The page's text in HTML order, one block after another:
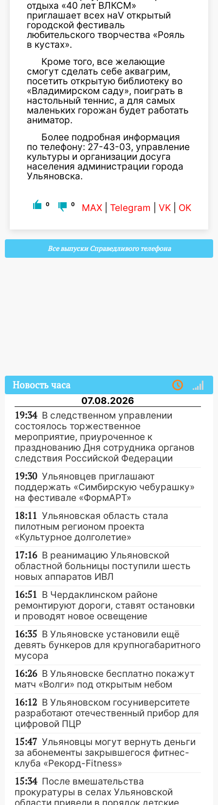
отдыха «40 лет ВЛКСМ»
приглашает всех наV открытый
городской фестиваль
любительского творчества «Рояль
в кустах».
Кроме того, все желающие
смогут сделать себе аквагрим,
посетить открытую библиотеку во
«Владимирском саду», поиграть в
настольный теннис, а для самых
маленьких горожан будет работать
аниматор.
Более подробная информация
по телефону: 27-43-03, управление
культуры и организации досуга
населения администрации города
Ульяновска.
0 0 MAX Telegram VK OK
Все выпуски Справедливого телефона
Новость часа
07.08.2026
19:34 В следственном управлении
состоялось торжественное
мероприятие, приуроченное к
празднованию Дня сотрудника органов
следствия Российской Федерации
19:30 Ульяновцев приглашают
поддержать «Симбирскую чебурашку»
на фестивале «ФормАРТ»
18:11 Ульяновская область стала
пилотным регионом проекта
«Культурное долголетие»
17:16 В реанимацию Ульяновской
областной больницы поступили шесть
новых аппаратов ИВЛ
16:51 В Чердаклинском районе
ремонтируют дороги, ставят остановки
и проводят новое освещение
16:35 В Ульяновске установили ещё
девять бункеров для крупногабаритного
мусора
16:26 В Ульяновске бесплатно покажут
матч «Волги» под открытым небом
16:12 В Ульяновском госуниверситете
разработают отечественный прибор для
цифровой ПЦР
15:47 Ульяновцы могут вернуть деньги
за абонементы закрывшегося фитнес-
клуба «Рекорд-Fitness»
15:34 После вмешательства
прокуратуры в селах Ульяновской